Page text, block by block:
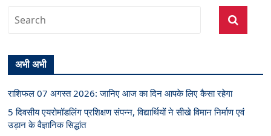
अभी अभी
राशिफल 07 अगस्त 2026: जानिए आज का दिन आपके लिए कैसा रहेगा
5 दिवसीय एयरोमॉडलिंग प्रशिक्षण संपन्न, विद्यार्थियों ने सीखे विमान निर्माण एवं
उड़ान के वैज्ञानिक सिद्धांत